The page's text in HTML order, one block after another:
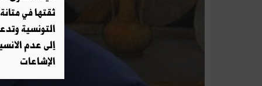
ثقتها في
التونسية
إلى عدم
الإشاعات